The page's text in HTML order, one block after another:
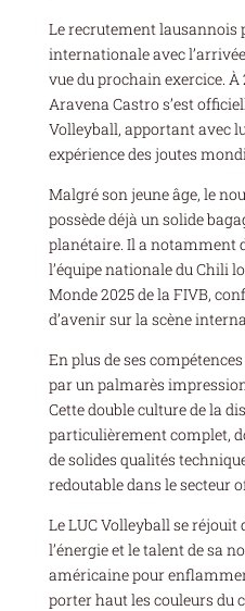
Le recrutement lausannois
internationale avec
vue du prochain exercice.
Aravena Castro s’est
Volleyball, apportant avec
expérience des joutes
Malgré son jeune âge, le
possède déjà un solide
planétaire. Il a notamment
l’équipe nationale du Chili
Monde 2025 de la FIVB,
d’avenir sur la scène
En plus de ses
par un palmarès
Cette double culture de la
particulièrement complet,
de solides qualités
redoutable dans le secteur
Le LUC Volleyball se
l’énergie et le talent de sa
américaine pour
porter haut les couleurs du